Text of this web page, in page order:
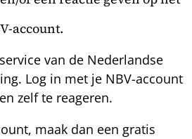
account.
van de Nederlandse
Log in met je NBV-account
zelf te reageren.
maak dan een gratis